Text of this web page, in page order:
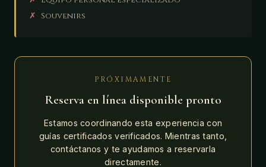
✗ Souvenirs
PRÓXIMAMENTE
Reserva en línea disponible pronto
Estamos coordinando esta experiencia con
guías certificados verificados. Mientras tanto,
contáctanos y te ayudamos a reservarla
directamente.